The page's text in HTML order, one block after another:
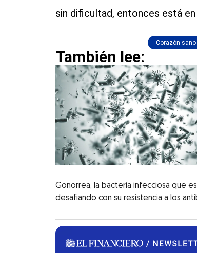
sin dificultad, entonces está
Corazón sano
También lee:
Gonorrea, la bacteria infecciosa que
desafiando con su resistencia a los